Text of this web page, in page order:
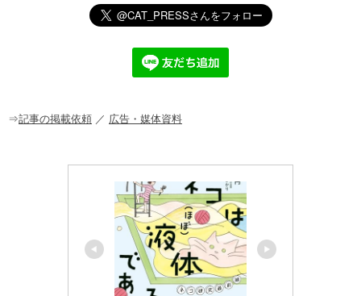
c
o
e
n
a
ck
et
ail
⇒記事の掲載依頼 ／ 広告・媒体資料